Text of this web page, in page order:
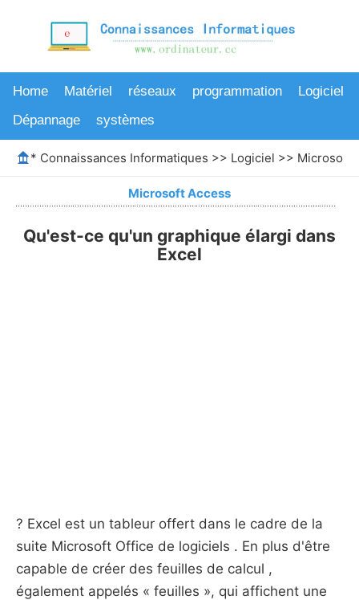
Home Matériel réseaux programmation
Logiciel
Dépannage
systèmes
* Connaissances Informatiques >> Logiciel >> Microsoft
Microsoft Access
Qu'est-ce qu'un graphique élargi dans
Excel
? Excel est un tableur offert dans le cadre de la
suite Microsoft Office de logiciels . En plus d'être
capable de créer des feuilles de calcul ,
également appelés « feuilles », qui affichent une